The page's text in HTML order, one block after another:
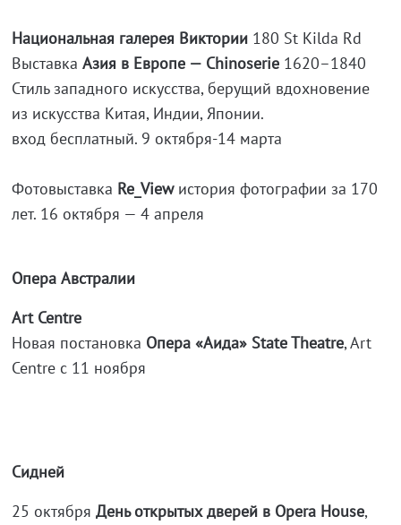
Национальная галерея Виктории180 St Kilda Rd
Выставка Азия в Европе — Chinoserie1620–1840
Стиль западного искусства, берущий вдохновение
из искусства Китая, Индии, Японии.
вход бесплатный. 9 октября-14марта
Фотовыставка Re_Viewистория фотографии за 170
лет. 16 октября — 4 апреля
Опера Aвстралии
Art Centre
Новая постановка Опера «Аида» State Theatre, Art
Centre с 11 ноября
Сидней
25 октября День открытых дверей в Opera House,